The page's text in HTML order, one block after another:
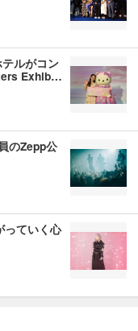
ルがコン
Exhib…
のZepp公
っていく心